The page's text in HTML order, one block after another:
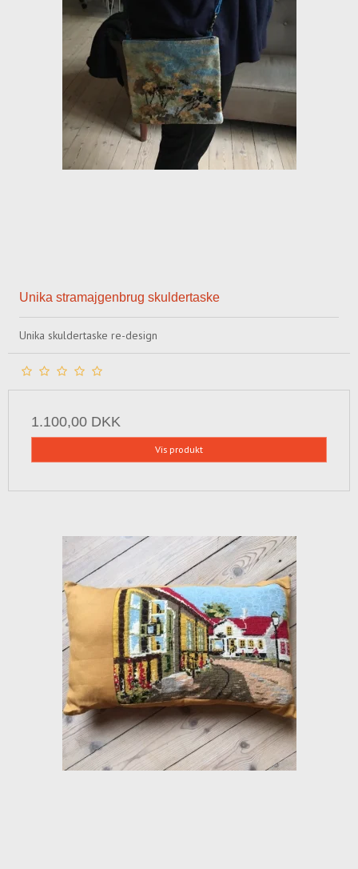
Unika stramajgenbrug skuldertaske
Unika skuldertaske re-design
1.100,00 DKK
Vis produkt